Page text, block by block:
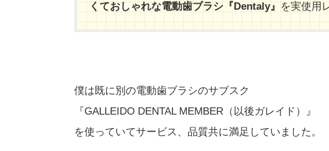
くておしゃれな電動歯ブラシ『Dentaly』 を実使用
僕は既に別の電動歯ブラシのサブスク
『GALLEIDO DENTAL MEMBER（以後ガレイド）』
を使っていてサービス、品質共に満足していました。